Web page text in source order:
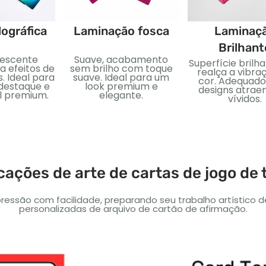
efeitos de
Ideal para
e
premium.
Laminação fosca
Suave, acabamento
sem brilho com toque
suave. Ideal para um
look premium e
elegante.
Superfície
realça a
cor.
designs
vívidos.
de arte de cartas de jogo de
com facilidade, preparando seu trabalho artístico
personalizadas de arquivo de cartão de afirmação.